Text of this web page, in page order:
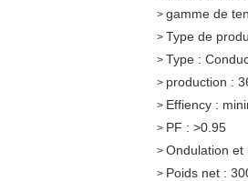
> gamme de
> Type de
> Type :
> production :
> Effiency :
> PF : >0.95
> Ondulation et
> Poids net :